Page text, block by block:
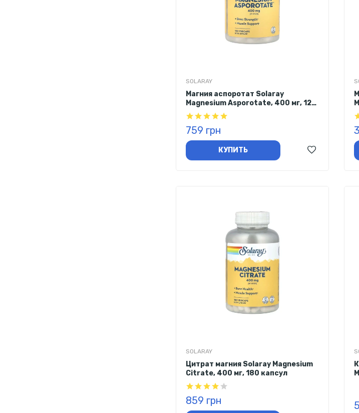
SOLARAY
Магния аспоротат Solaray
Magnesium Asporotate, 400 мг, 120
капсул
759 грн
КУПИТЬ
SOLARAY
Цитрат магния Solaray Magnesium
Citrate, 400 мг, 180 капсул
859 грн